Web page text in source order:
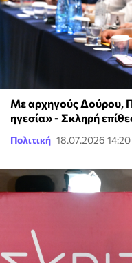
Με αρχηγούς Δούρου,
ηγεσία» - Σκληρή
Πολιτική 18.07.2026 14:20